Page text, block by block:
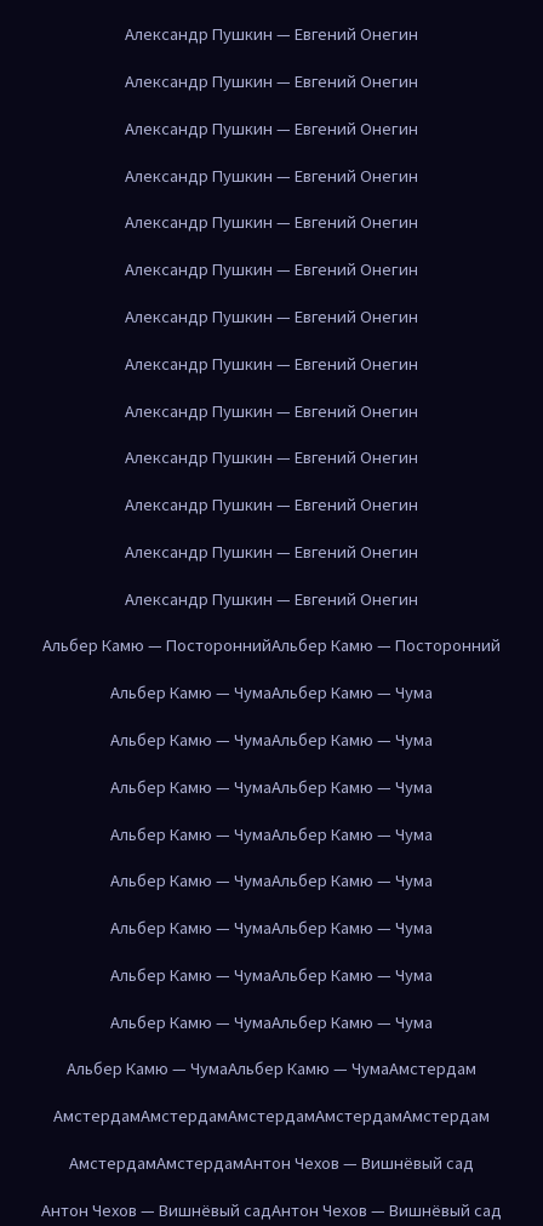
Александр Пушкин — Евгений Онегин
Александр Пушкин — Евгений Онегин
Александр Пушкин — Евгений Онегин
Александр Пушкин — Евгений Онегин
Александр Пушкин — Евгений Онегин
Александр Пушкин — Евгений Онегин
Александр Пушкин — Евгений Онегин
Александр Пушкин — Евгений Онегин
Александр Пушкин — Евгений Онегин
Александр Пушкин — Евгений Онегин
Александр Пушкин — Евгений Онегин
Александр Пушкин — Евгений Онегин
Александр Пушкин — Евгений Онегин
Альбер Камю — ПостороннийАльбер Камю — Посторонний
Альбер Камю — ЧумаАльбер Камю — Чума
Альбер Камю — ЧумаАльбер Камю — Чума
Альбер Камю — ЧумаАльбер Камю — Чума
Альбер Камю — ЧумаАльбер Камю — Чума
Альбер Камю — ЧумаАльбер Камю — Чума
Альбер Камю — ЧумаАльбер Камю — Чума
Альбер Камю — ЧумаАльбер Камю — Чума
Альбер Камю — ЧумаАльбер Камю — Чума
Альбер Камю — ЧумаАльбер Камю — ЧумаАмстердам
АмстердамАмстердамАмстердамАмстердамАмстердам
АмстердамАмстердамАнтон Чехов — Вишнёвый сад
Антон Чехов — Вишнёвый садАнтон Чехов — Вишнёвый сад